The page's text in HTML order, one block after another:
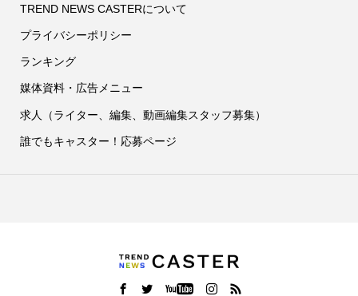
TREND NEWS CASTERについて
プライバシーポリシー
ランキング
媒体資料・広告メニュー
求人（ライター、編集、動画編集スタッフ募集）
誰でもキャスター！応募ページ